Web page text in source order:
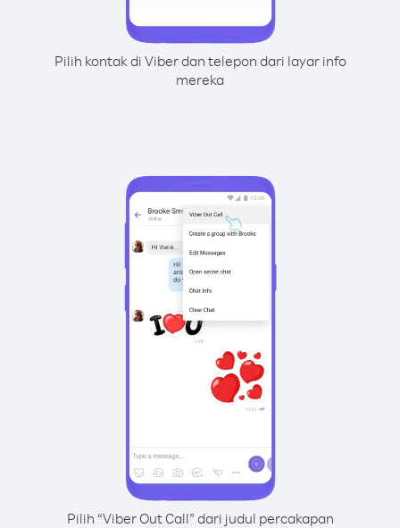
Pilih kontak di Viber dan telepon dari layar info
mereka
Pilih “Viber Out Call” dari judul percakapan